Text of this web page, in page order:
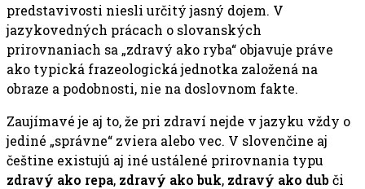
predstavivosti niesli určitý jasný dojem. V
jazykovedných prácach o slovanských
prirovnaniach sa „zdravý ako ryba“ objavuje práve
ako typická frazeologická jednotka založená na
obraze a podobnosti, nie na doslovnom fakte.
Zaujímavé je aj to, že pri zdraví nejde v jazyku vždy o
jediné „správne“ zviera alebo vec. V slovenčine aj
češtine existujú aj iné ustálené prirovnania typu
zdravý ako repa, zdravý ako buk, zdravý ako dubči